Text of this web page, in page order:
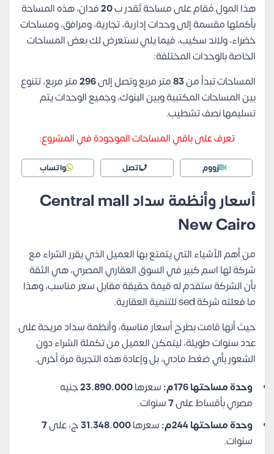
هذا المول مُقام على مساحة تُقدر ب20فدان، هذه المساحة
بأكملها مقسمة إلى وحدات إدارية، تجارية، ومرافق، ومساحات
خضراء، ولاند سكيب، فيما يلي نستعرض لك بعض المساحات
الخاصة بالوحدات المختلفة:
المساحات تبدأ من83متر مربع وتصل إلى296متر مربع، تتنوع
بين المساحات المكتبية وبين البنوك، وجميع الوحدات يتم
تسليمها نصف تشطيب.
تعرف على باقي المساحات الموجودة في المشروع:
زووم اتصل واتساب
أسعار وأنظمة سداد Central mall
New Cairo
من أهم الأشياء التي يتمتع بها العميل الذي يقرر الشراء مع
شركة لها اسم كبير في السوق العقاري المصري، هي الثقة
بأن الشركة ستقدم له قيمة حقيقة مقابل سعر مناسب، وهذا
ما فعلته شركة sed للتنمية العقارية.
حيث أنها قامت بطرح أسعار مناسبة، وأنظمة سداد مريحة على
عدد سنوات طويلة، ليتمكن العميل من تكملة الشراء دون
الشعور بأي ضغط مادي، بل وإعادة هذه التجربة مرة أخرى.
وحدة مساحتها 176م:
سعرها23.890.000جنيه
مصري بأقساط على7سنوات.
وحدة مساحتها 244م:
سعرها31.348.000ج، على7
سنوات.